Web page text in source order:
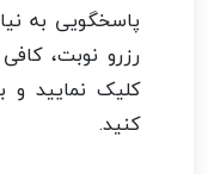
پاسخگویی به
رزرو نوبت،
کلیک نمایید
کنید.